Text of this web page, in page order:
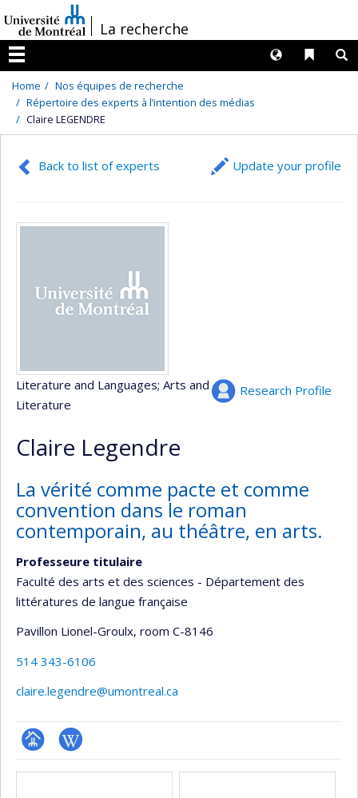
au
contenu
/La recherche
Menu
Liens
Langues
Home
Nos équipes de recherche
Répertoire des experts à l’intention des médias
Claire LEGENDRE
Back to list of experts Update your profile
Research Profile
Literature and Languages; Arts and
Literature
Claire Legendre
La vérité comme pacte et comme
convention dans le roman
contemporain, au théâtre, en arts.
Professeure titulaire
Faculté des arts et des sciences - Département des
littératures de langue française
Pavillon Lionel-Groulx, room C-8146
514 343-6106
claire.legendre@umontreal.ca
Page Wiki
Media